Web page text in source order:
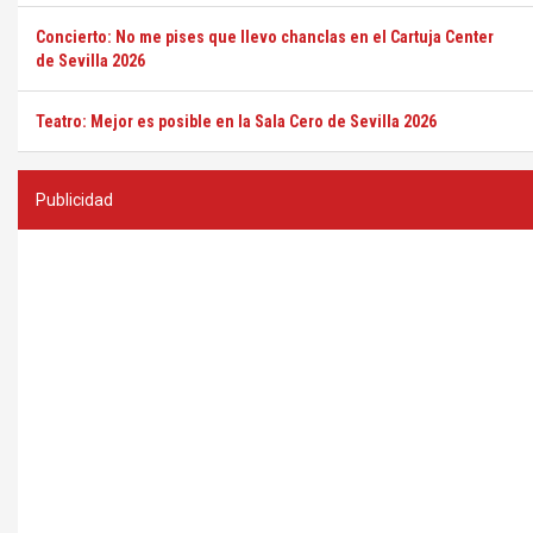
Concierto: No me pises que llevo chanclas en el Cartuja Center
de Sevilla 2026
Teatro: Mejor es posible en la Sala Cero de Sevilla 2026
Publicidad